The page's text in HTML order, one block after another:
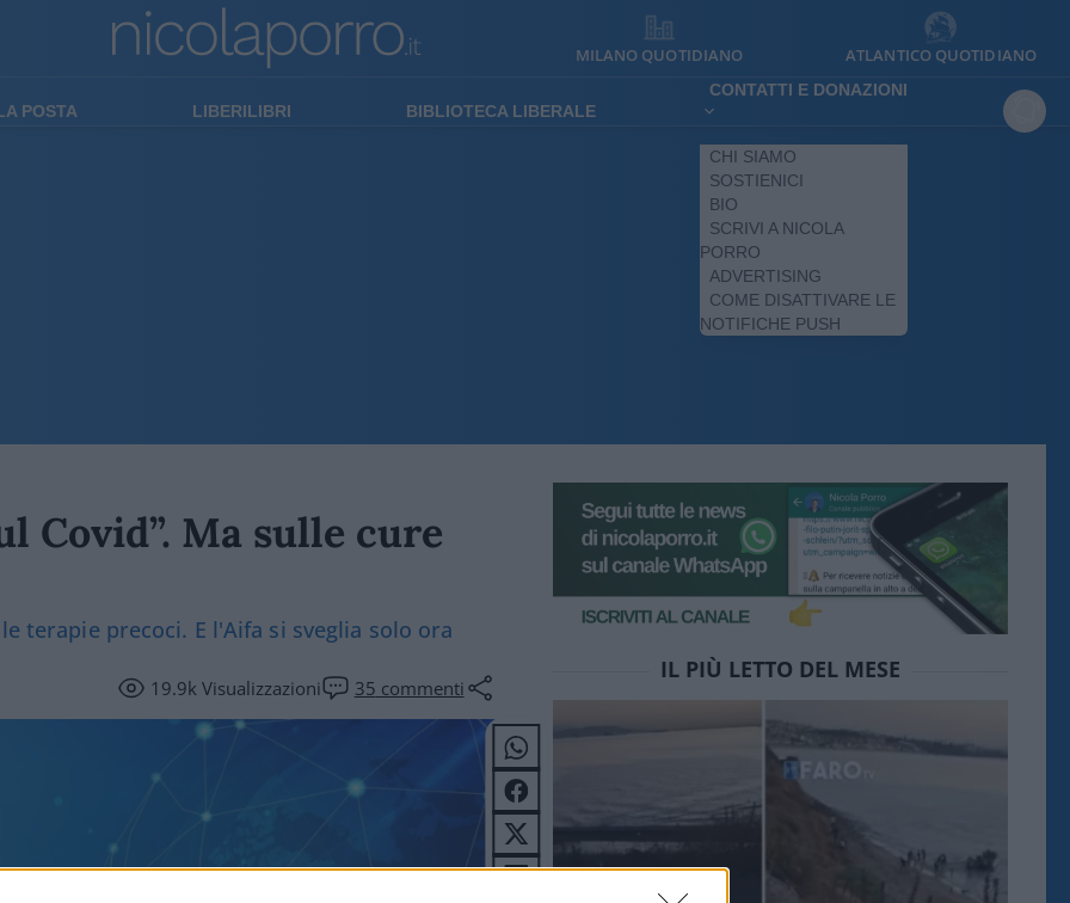
MILANO QUOTIDIANO ATLANTICO QUOTIDIANO
POSTA LIBERILIBRI BIBLIOTECA LIBERALE
CONTATTI E DONAZIONI
CHI SIAMO
SOSTIENICI
BIO
SCRIVI A NICOLA
PORRO
ADVERTISING
COME DISATTIVARE LE
NOTIFICHE PUSH
Covid”. Ma sulle cure
terapie precoci. E l'Aifa si sveglia solo ora
19.9kVisualizzazioni 35 commenti
IL PIÙ LETTO DEL MESE